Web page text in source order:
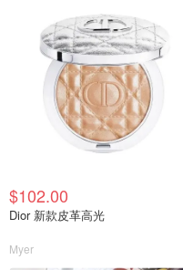
$102.00
Dior 新款皮革高光
Myer